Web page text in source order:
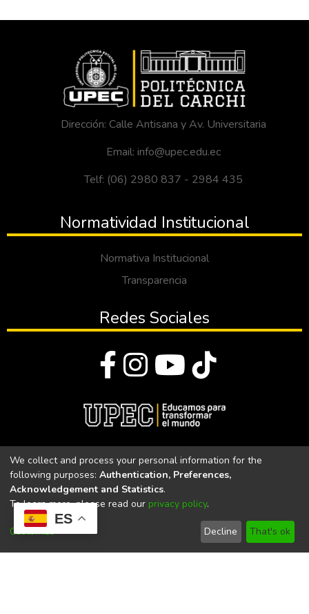
ES
Dirección: Calle Antisana y Av. Universitaria
Email: info@upec.edu.ec
Telf: (06) 2980 837 - 2984 435
Normatividad Institucional
Normativa Institucional
Transparencia
Redes Sociales
Universidad Politécnica Estatal del Carchi
Universidad Politécnica Estatal del Carchi | Acreditada por el
CACES Resolución N°. 160-SE-33-CACES-2020
We collect and process your personal information for the
following purposes: Authentication, Preferences,
Acknowledgement and Statistics.
To learn more, please read our privacy policy.
Customize Decline That's ok